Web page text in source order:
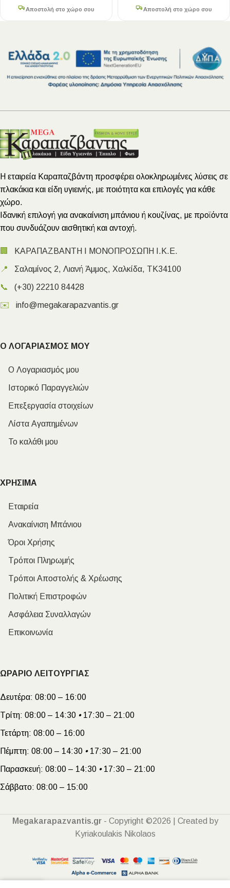
Αποστολή στο χώρο σου Αποστολή στο χώρο σου
Η εταιρεία Καραπαζβάντη προσφέρει ολοκληρωμένες λύσεις σε
πλακάκια και είδη υγιεινής, με ποιότητα και επιλογές για κάθε
χώρο.
Ιδανική επιλογή για ανακαίνιση μπάνιου ή κουζίνας, με προϊόντα
που συνδυάζουν αισθητική και αντοχή.
🏢 ΚΑΡΑΠΑΖΒΑΝΤΗ Ι ΜΟΝΟΠΡΟΣΩΠΗ Ι.Κ.Ε.
📍 Σαλαμίνος 2, Λιανή Άμμος, Χαλκίδα, ΤΚ34100
📞 (+30) 22210 84428
✉️ info@megakarapazvantis.gr
Ο ΛΟΓΑΡΙΑΣΜΟΣ ΜΟΥ
Ο Λογαριασμός μου
Ιστορικό Παραγγελιών
Επεξεργασία στοιχείων
Λίστα Αγαπημένων
Το καλάθι μου
ΧΡΗΣΙΜΑ
Εταιρεία
Ανακαίνιση Μπάνιου
Όροι Χρήσης
Τρόποι Πληρωμής
Τρόποι Αποστολής & Χρέωσης
Πολιτική Επιστροφών
Ασφάλεια Συναλλαγών
Επικοινωνία
ΩΡΑΡΙΟ ΛΕΙΤΟΥΡΓΙΑΣ
Δευτέρα: 08:00 – 16:00
Τρίτη: 08:00 – 14:30 •17:30 – 21:00
Τετάρτη: 08:00 – 16:00
Πέμπτη: 08:00 – 14:30 •17:30 – 21:00
Παρασκευή: 08:00 – 14:30 •17:30 – 21:00
Σάββατο: 08:00 – 15:00
Megakarapazvantis.gr- Copyright ©2026 | Created by
Kyriakoulakis Nikolaos